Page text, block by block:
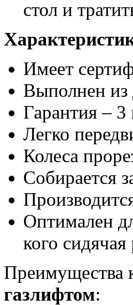
стол и
Имеет
Выполнен из
Гарантия – 3
Легко
Колеса
Собирается
Оптимален
кого сидячая
Преимущества
газлифтом: